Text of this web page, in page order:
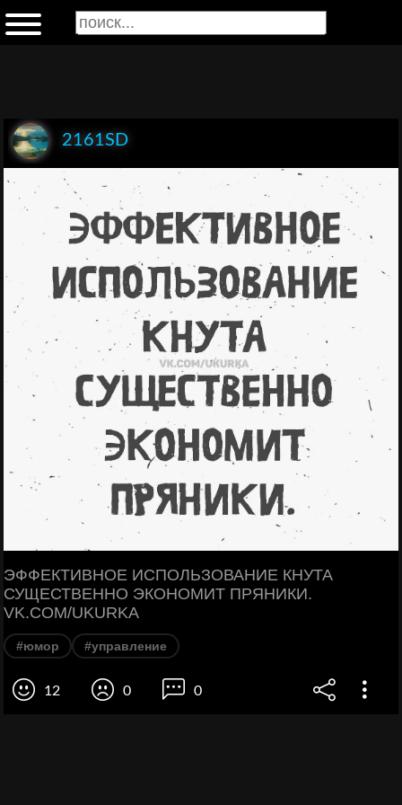
2161SD
ЭФФЕКТИВНОЕ ИСПОЛЬЗОВАНИЕ КНУТА
СУЩЕСТВЕННО ЭКОНОМИТ ПРЯНИКИ.
VK.COM/UKURKA
#юмор #управление
12 0 0